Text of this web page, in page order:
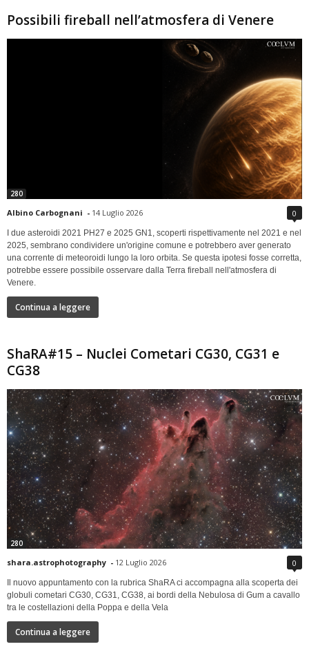
Possibili fireball nell’atmosfera di Venere
280
Albino Carbognani - 14 Luglio 2026 0
I due asteroidi 2021 PH27 e 2025 GN1, scoperti rispettivamente nel 2021 e nel
2025, sembrano condividere un'origine comune e potrebbero aver generato
una corrente di meteoroidi lungo la loro orbita. Se questa ipotesi fosse corretta,
potrebbe essere possibile osservare dalla Terra fireball nell'atmosfera di
Venere.
Continua a leggere
ShaRA#15 – Nuclei Cometari CG30, CG31 e
CG38
280
shara.astrophotography - 12 Luglio 2026 0
Il nuovo appuntamento con la rubrica ShaRA ci accompagna alla scoperta dei
globuli cometari CG30, CG31, CG38, ai bordi della Nebulosa di Gum a cavallo
tra le costellazioni della Poppa e della Vela
Continua a leggere